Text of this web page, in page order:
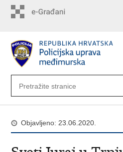
Objavljeno: 23.06.2020.